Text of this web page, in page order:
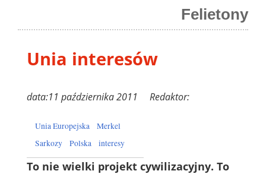
Felietony
Unia interesów
data:11 października 2011 Redaktor:
Unia Europejska
Merkel
Sarkozy
Polska interesy
To nie wielki projekt cywilizacyjny. To